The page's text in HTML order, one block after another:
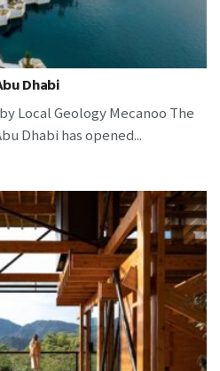
Dhabi
Local Geology Mecanoo The
Dhabi has opened...